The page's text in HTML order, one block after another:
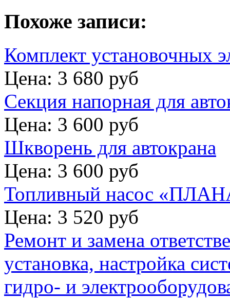
Похоже записи:
Комплект установочных
Цена: 3 680 руб
Секция напорная для
Цена: 3 600 руб
Шкворень для автокрана
Цена: 3 600 руб
Топливный насос
Цена: 3 520 руб
Ремонт и замена
установка, настройка
гидро- и